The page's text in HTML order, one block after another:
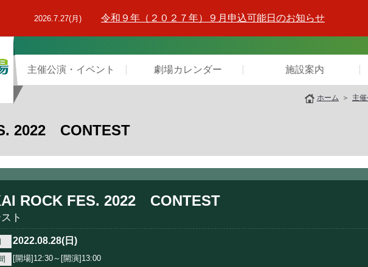
2026.7.27(月) 令和９年（２０２７年）９月申込可能日のお知らせ
主催公演・イベント 劇場カレンダー 施設案内
ホーム 主
2022 CONTEST
ROCK FES. 2022 CONTEST
ト
2022.08.28(日)
[開場]12:30～[開演]13:00